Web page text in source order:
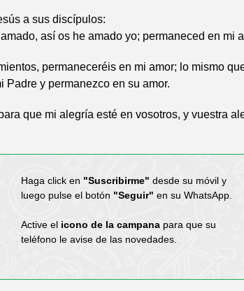
a sus discípulos:
así os he amado yo; permaneced en mi
permaneceréis en mi amor; lo mismo
Padre y permanezco en su amor.
que mi alegría esté en vosotros, y vuestra
Haga click en "Suscribirme" desde su móvil y
luego pulse el botón "Seguir" en su WhatsApp.
Active el icono de la campanapara que su
teléfono le avise de las novedades.